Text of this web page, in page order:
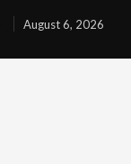
August 6, 2026